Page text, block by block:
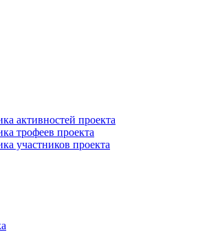
активностей проекта
трофеев проекта
участников проекта